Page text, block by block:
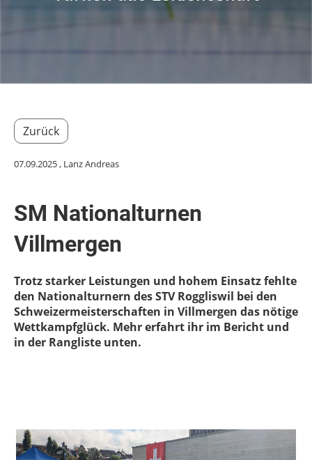
Zurück
07.09.2025, Lanz Andreas
SM Nationalturnen
Villmergen
Trotz starker Leistungen und hohem Einsatz fehlte
den Nationalturnern des STV Roggliswil bei den
Schweizermeisterschaften in Villmergen das nötige
Wettkampfglück. Mehr erfahrt ihr im Bericht und
in der Rangliste unten.